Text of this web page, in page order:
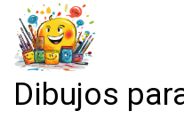
Dibujos